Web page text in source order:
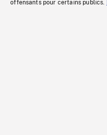
offensants pour certains publics.